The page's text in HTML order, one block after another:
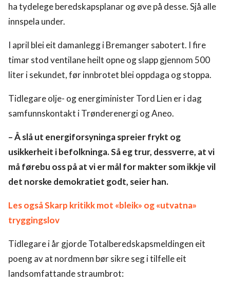
ha tydelege beredskapsplanar og øve på desse. Sjå alle
innspela under.
I april blei eit damanlegg i Bremanger sabotert. I fire
timar stod ventilane heilt opne og slapp gjennom 500
liter i sekundet, før innbrotet blei oppdaga og stoppa.
Tidlegare olje- og energiminister Tord Lien er i dag
samfunnskontakt i Trønderenergi og Aneo.
– Å slå ut energiforsyninga spreier frykt og
usikkerheit i befolkninga. Så eg trur, dessverre, at vi
må førebu oss på at vi er mål for makter som ikkje vil
det norske demokratiet godt, seier han.
Les også Skarp kritikk mot «bleik» og «utvatna»
tryggingslov
Tidlegare i år gjorde Totalberedskapsmeldingen eit
poeng av at nordmenn bør sikre seg i tilfelle eit
landsomfattande straumbrot: